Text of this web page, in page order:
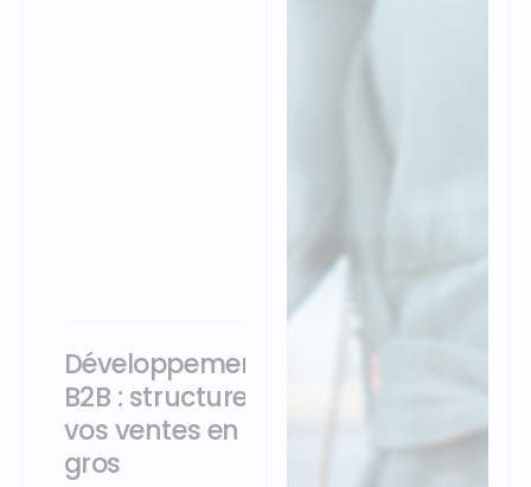
Développement
B2B : structurer
vos ventes en
gros